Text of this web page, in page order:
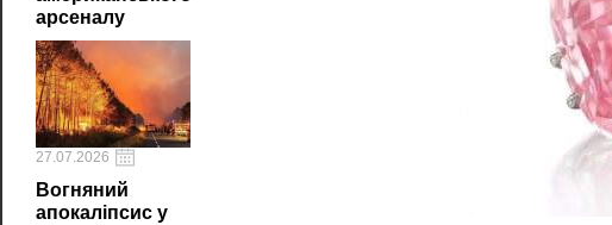
арсеналу
27.07.2026
Вогняний
апокаліпсис у